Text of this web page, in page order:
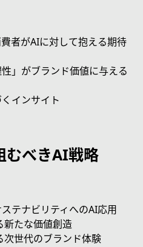
者がAIに対して抱える期待
」がブランド価値に与える
インサイト
むべきAI戦略
テナビリティへのAI応用
新たな価値創造
次世代のブランド体験